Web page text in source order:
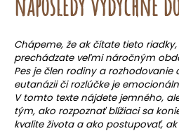
Chápeme, že ak čítate tieto
prechádzate veľmi náročným
Pes je člen rodiny a
eutanázii či rozlúčke je
V tomto texte nájdete jemného,
tým, ako rozpoznať blížiaci sa
kvalite života a ako postupovať,
o
p
o
t
r
e
b